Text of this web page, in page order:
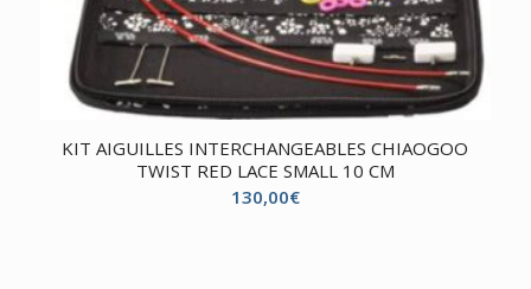
KIT AIGUILLES INTERCHANGEABLES CHIAOGOO
TWIST RED LACE SMALL 10 CM
130,00€